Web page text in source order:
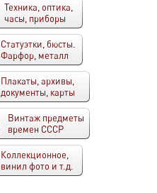
Техника, оптика,
часы, приборы
Статуэтки, бюсты.
Фарфор, металл
Плакаты, архивы,
документы, карты
Винтаж предметы
времен СССР
Коллекционное,
винил фото и т.д.